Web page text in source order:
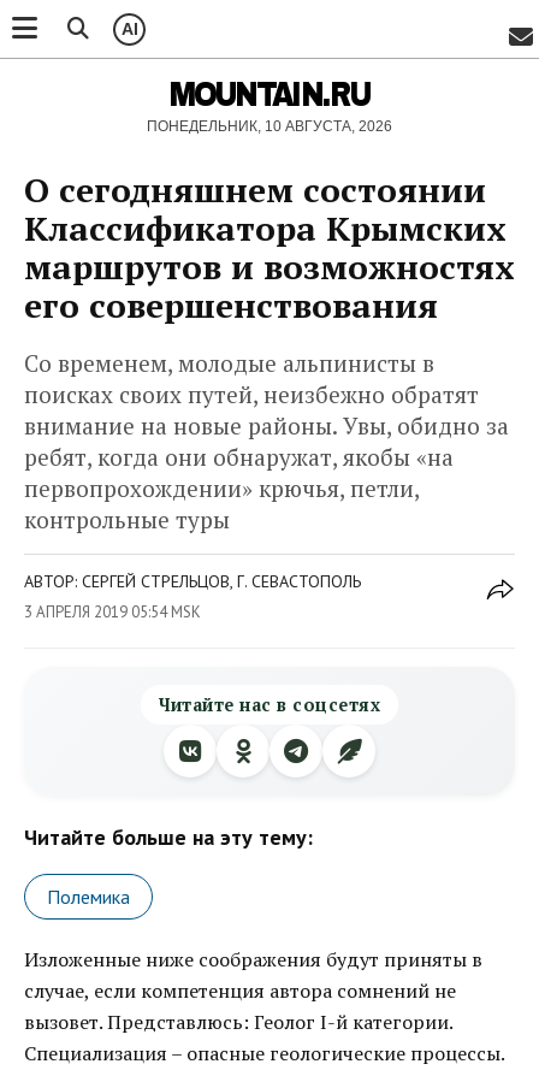
AI
MOUNTAIN.RU
ПОНЕДЕЛЬНИК, 10 АВГУСТА, 2026
О сегодняшнем состоянии
Классификатора Крымских
маршрутов и возможностях
его совершенствования
Со временем, молодые альпинисты в
поисках своих путей, неизбежно обратят
внимание на новые районы. Увы, обидно за
ребят, когда они обнаружат, якобы «на
первопрохождении» крючья, петли,
контрольные туры
АВТОР: СЕРГЕЙ СТРЕЛЬЦОВ, Г. СЕВАСТОПОЛЬ
3 АПРЕЛЯ 2019 05:54 MSK
Читайте нас в соцсетях
Читайте больше на эту тему:
Полемика
Изложенные ниже соображения будут приняты в
случае, если компетенция автора сомнений не
вызовет. Представлюсь: Геолог I-й категории.
Специализация – опасные геологические процессы.